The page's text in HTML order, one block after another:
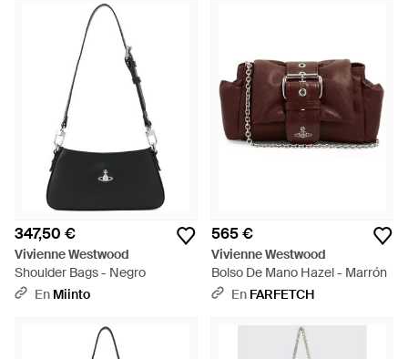
347,50 €
Vivienne Westwood
Shoulder Bags - Negro
En Miinto
565 €
Vivienne Westwood
Bolso De Mano Hazel - Marrón
En FARFETCH